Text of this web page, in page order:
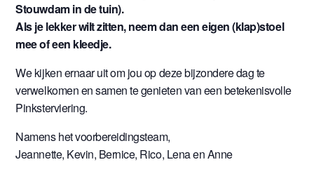
Stouwdam in de tuin).
Als je lekker wilt zitten, neem dan een eigen (klap)stoel
mee of een kleedje.
We kijken ernaar uit om jou op deze bijzondere dag te
verwelkomen en samen te genieten van een betekenisvolle
Pinksterviering.
Namens het voorbereidingsteam,
Jeannette, Kevin, Bernice, Rico, Lena en Anne